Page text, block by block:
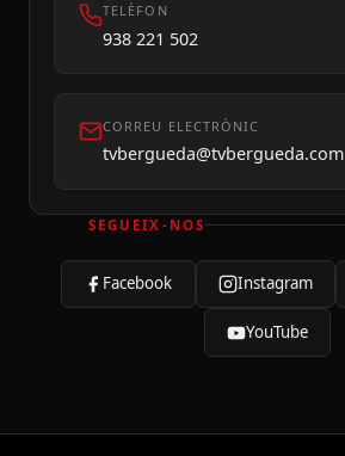
Avui
TELÈFON
938 221 502
CORREU ELECTRÒNIC
tvbergueda@tvbergueda.com
SEGUEIX-NOS
Facebook Instagram
YouTube